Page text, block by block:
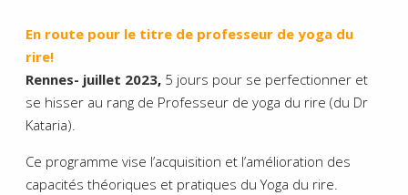
En route pour le titre de professeur de yoga du
rire!
Rennes- juillet 2023,5 jours pour se perfectionner et
se hisser au rang de Professeur de yoga du rire (du Dr
Kataria).
Ce programme vise l’acquisition et l’amélioration des
capacités théoriques et pratiques du Yoga du rire.